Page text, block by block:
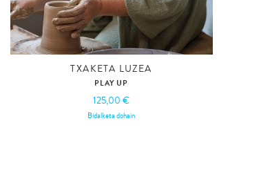
TXAKETA LUZEA
PLAY UP
125,00 €
Bidalketa dohain